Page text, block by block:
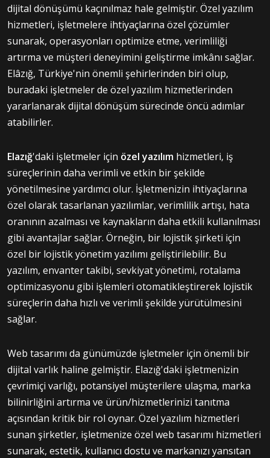
dijital dönüşümü kaçınılmaz hale gelmiştir. Özel yazılım
hizmetleri, işletmelere ihtiyaçlarına özel çözümler
sunarak, operasyonları optimize etme, verimliliği
artırma ve müşteri deneyimini geliştirme imkânı sağlar.
Elâzığ, Türkiye'nin önemli şehirlerinden biri olup,
buradaki işletmeler de özel yazılım hizmetlerinden
yararlanarak dijital dönüşüm sürecinde öncü adımlar
atabilirler.
Elazığ'daki işletmeler için özel yazılım hizmetleri, iş
süreçlerinin daha verimli ve etkin bir şekilde
yönetilmesine yardımcı olur. İşletmenizin ihtiyaçlarına
özel olarak tasarlanan yazılımlar, verimlilik artışı, hata
oranının azalması ve kaynakların daha etkili kullanılması
gibi avantajlar sağlar. Örneğin, bir lojistik şirketi için
özel bir lojistik yönetim yazılımı geliştirilebilir. Bu
yazılım, envanter takibi, sevkiyat yönetimi, rotalama
optimizasyonu gibi işlemleri otomatikleştirerek lojistik
süreçlerin daha hızlı ve verimli şekilde yürütülmesini
sağlar.
Web tasarımı da günümüzde işletmeler için önemli bir
dijital varlık haline gelmiştir. Elazığ'daki işletmenizin
çevrimiçi varlığı, potansiyel müşterilere ulaşma, marka
bilinirliğini artırma ve ürün/hizmetlerinizi tanıtma
açısından kritik bir rol oynar. Özel yazılım hizmetleri
sunan şirketler, işletmenize özel web tasarımı hizmetleri
sunarak, estetik, kullanıcı dostu ve markanızı yansıtan